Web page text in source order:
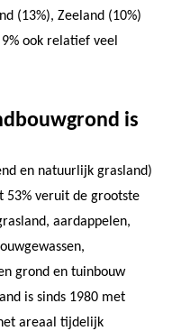
(13%), Zeeland (10%)
ook relatief veel
is
en natuurlijk grasland)
veruit de grootste
aardappelen,
grond en tuinbouw
is sinds 1980 met
areaal tijdelijk